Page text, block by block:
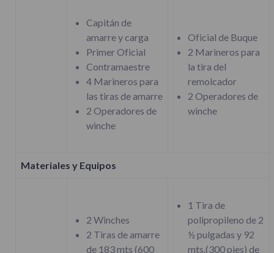
Capitán de
amarre y carga
Primer Oficial
Contramaestre
4 Marineros para
las tiras de amarre
2 Operadores de
winche
Oficial de Buque
2 Marineros para
la tira del
remolcador
2 Operadores de
winche
Materiales y Equipos
2 Winches
2 Tiras de amarre
de 183 mts (600
1 Tira de
polipropileno de 2
½ pulgadas y 92
mts.(300 pies) de